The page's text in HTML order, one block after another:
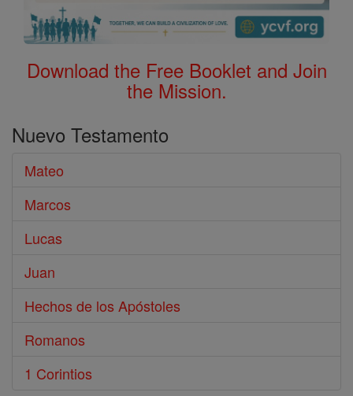
Download the Free Booklet and Join
the Mission.
Nuevo Testamento
Mateo
Marcos
Lucas
Juan
Hechos de los Apóstoles
Romanos
1 Corintios